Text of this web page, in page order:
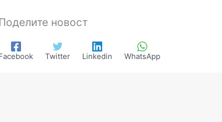
Поделите новост
Twitter Linkedin WhatsApp